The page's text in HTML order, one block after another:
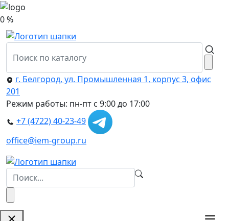
0 %
г. Белгород, ул. Промышленная 1, корпус 3, офис
201
Режим работы: пн-пт с 9:00 до 17:00
+7 (4722) 40-23-49
office@iem-group.ru